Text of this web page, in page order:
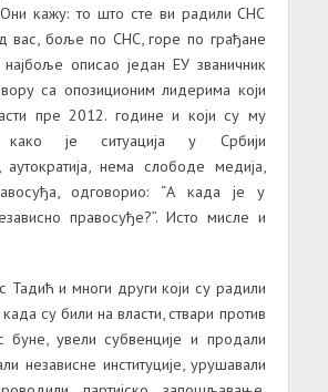
Они кажу: то што сте ви радили СНС
вас, боље по СНС, горе по грађане
описао један ЕУ званичник
са опозиционим лидерима који
пре 2012. године и који су му
како је ситуација у Србији
аутократија, нема слободе медија,
одговорио: “А када је у
правосуђе?”. Исто мисле и
Тадић и многи други који су радили
су били на власти, ствари против
буне, увели субвенције и продали
независне институције, урушавали